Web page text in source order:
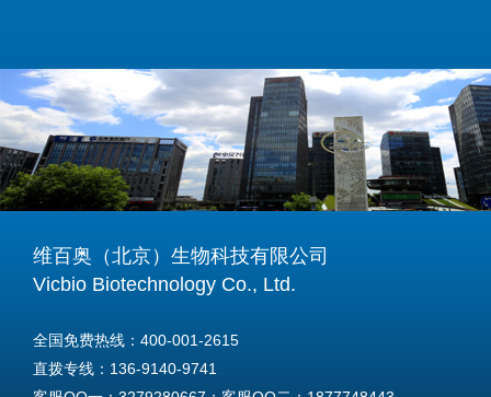
维百奥（北京）生物科技有限公司
Vicbio Biotechnology Co., Ltd.
全国免费热线：400-001-2615
直拨专线：136-9140-9741